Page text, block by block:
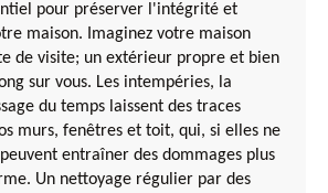
pour préserver l'intégrité et
maison. Imaginez votre maison
de visite; un extérieur propre et bien
sur vous. Les intempéries, la
du temps laissent des traces
murs, fenêtres et toit, qui, si elles ne
entraîner des dommages plus
Un nettoyage régulier par des